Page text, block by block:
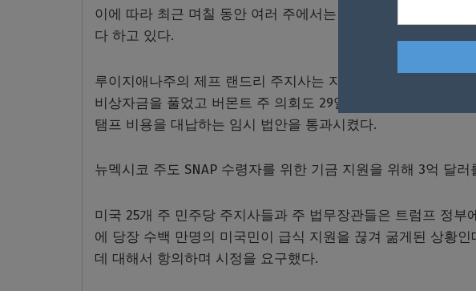
이에 따라 최근 며칠 동안 여러 주에서는 SNAP 수령자들에게
다 하고 있다.
루이지애나주의 제프 랜드리 주지사는 지난 주 SNAP 혜택 수
비상자금을 풀었고 버몬트 주 의회도 29일 회의에서 11월 15일
탬프 비용을 대납하는 임시 법안을 통과시켰다.
뉴멕시코 주도 SNAP 수령자를 위한 기금 지원을 위해 3억 달
미국 25개 주 민주당 주지사들과 주 법무장관들은 트럼프 정
에 당장 수백 만명의 미국민이 급식 지원을 끊겨 굶게된 상황
데 대해서 항의하며 시정을 요구했다.